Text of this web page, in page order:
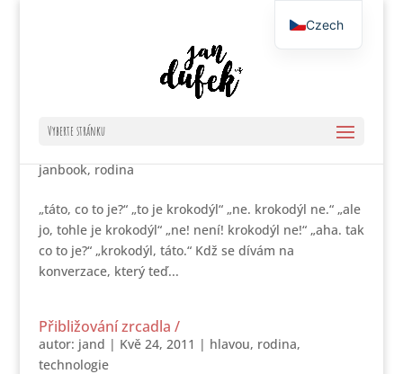
Vyberte stránku
Krokodýl!
janbook,rodina
„táto, co to je?“ „to je krokodýl“ „ne. krokodýl ne.“ „ale
jo, tohle je krokodýl“ „ne! není! krokodýl ne!“ „aha. tak
co to je?“ „krokodýl, táto.“ Kdž se dívám na
konverzace, který teď...
Přibližování zrcadla /
autor: jand | Kvě 24, 2011 | hlavou, rodina,
technologie
Czech